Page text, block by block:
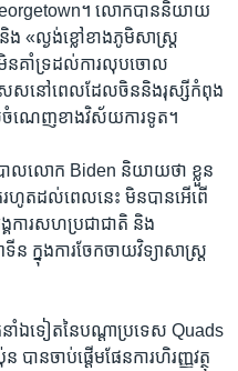
។​ លោក​បាន​និយាយ​
ង​ «​ល្ងង់ខ្លៅ​ខាងភូមិសាស្ត្រ​
មិន​គាំទ្រ​ដល់​ការ​លុបចោល
សេស​នៅពេលដែល​ចិន​និង​រុស្សី​កំពុង​
ល​ចំណេញ​ខាង​វិស័យ​ការទូត។
បាល​លោក Biden និយាយ​ថា​ ខ្លួន​
ហូត​ដល់​ពេល​នេះ មិន​បានអើពើ​
គការ​សហប្រជាជាតិ​ និង​
ន ក្នុង​ការចែកចាយ​វិទ្យាសាស្ត្រ​
ឯ​ទៀត​នៃ​បណ្តា​ប្រទេស Quads
ានចាប់​ផ្តើម​ផែនការហិរញ្ញវត្ថុ